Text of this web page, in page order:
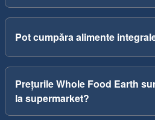
Pot cumpăra alimente
Prețurile Whole Food Earth
la supermarket?